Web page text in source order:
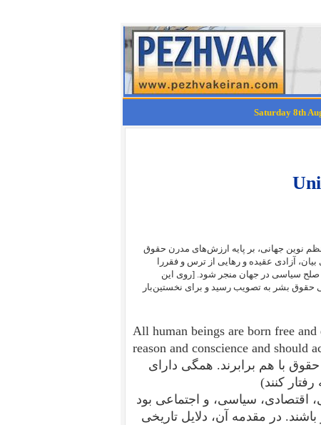
نوین جهانی، بر پایه ارزش‌های مدرن حقوق
آزادی عقیده و رهایی از ترس و فقررا
به صلح سیاسی در جهان منجر شود. [روی این
جهانی حقوق بشر به تصویب رسید و برای نخستین‌بار
All human beings are born free
reason and conscience and should
با هم برابرند. همگی دارای
کنند)
فرهنگی، اقتصادی، سیاسی، و اجتماعی بود
در مقدمه آن، دلایل تاریخی